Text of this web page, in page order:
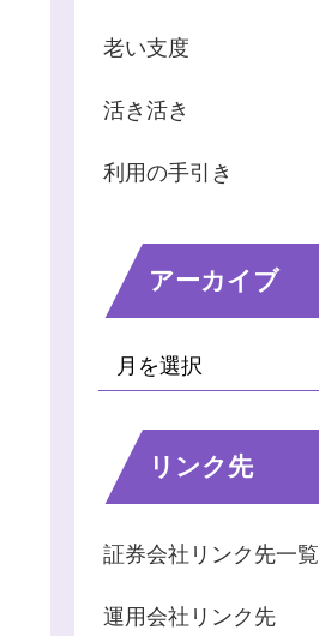
老い支度
活き活き
利用の手引き
アーカイブ
リンク先
証券会社リンク先一覧
運用会社リンク先